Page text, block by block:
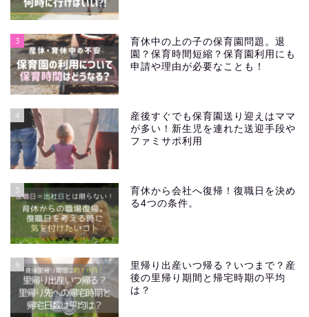
3
育休中の上の子の保育園問題。退
園？保育時間短縮？保育園利用にも
申請や理由が必要なことも！
4
産後すぐでも保育園送り迎えはママ
が多い！新生児を連れた送迎手段や
ファミサポ利用
5
育休から会社へ復帰！復職日を決め
る4つの条件。
6
里帰り出産いつ帰る？いつまで？産
後の里帰り期間と帰宅時期の平均
は？